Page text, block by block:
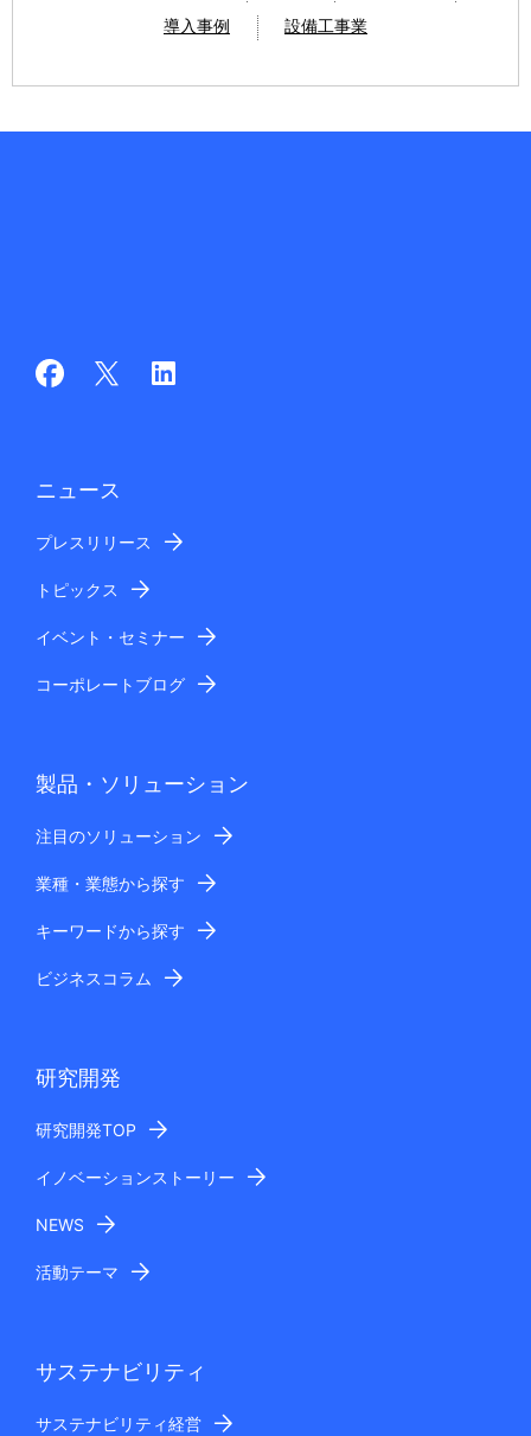
導入事例
設備工事業
ニュース
プレスリリース
トピックス
イベント・セミナー
コーポレートブログ
製品・ソリューション
注目のソリューション
業種・業態から探す
キーワードから探す
ビジネスコラム
研究開発
研究開発TOP
イノベーションストーリー
NEWS
活動テーマ
サステナビリティ
サステナビリティ経営